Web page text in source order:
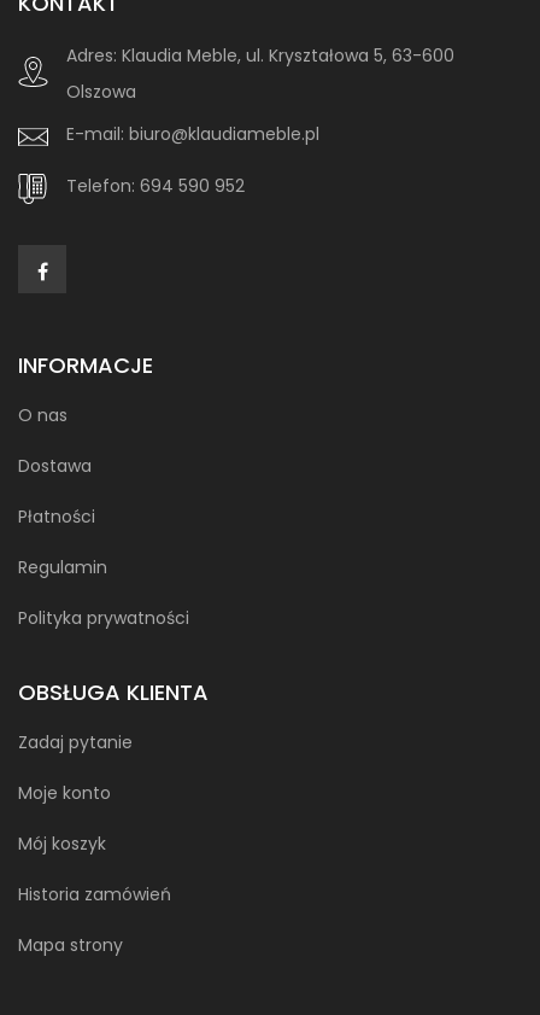
Adres: Klaudia Meble, ul. Kryształowa 5, 63-600
Olszowa
E-mail: biuro@klaudiameble.pl
Telefon: 694 590 952
INFORMACJE
O nas
Dostawa
Płatności
Regulamin
Polityka prywatności
OBSŁUGA KLIENTA
Zadaj pytanie
Moje konto
Mój koszyk
Historia zamówień
Mapa strony